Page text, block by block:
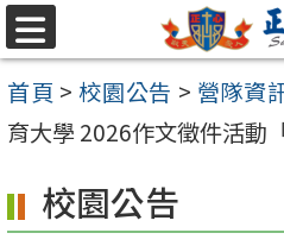
跳至主要內容區
選
單
首頁 > 校園公告 > 營隊資
育大學 2026作文徵件活動
校園公告